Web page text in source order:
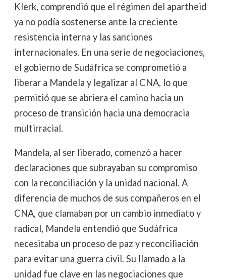
Klerk, comprendió que el régimen del apartheid
ya no podía sostenerse ante la creciente
resistencia interna y las sanciones
internacionales. En una serie de negociaciones,
el gobierno de Sudáfrica se comprometió a
liberar a Mandela y legalizar al CNA, lo que
permitió que se abriera el camino hacia un
proceso de transición hacia una democracia
multirracial.
Mandela, al ser liberado, comenzó a hacer
declaraciones que subrayaban su compromiso
con la reconciliación y la unidad nacional. A
diferencia de muchos de sus compañeros en el
CNA, que clamaban por un cambio inmediato y
radical, Mandela entendió que Sudáfrica
necesitaba un proceso de paz y reconciliación
para evitar una guerra civil. Su llamado a la
unidad fue clave en las negociaciones que